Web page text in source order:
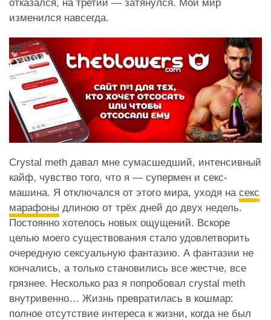
отказался, на третий — затянулся. Мой мир
изменился навсегда.
Crystal meth давал мне сумасшедший, интенсивный
кайф, чувство того, что я — супермен и секс-
машина. Я отключался от этого мира, уходя на секс
марафоны длиною от трёх дней до двух недель.
Постоянно хотелось новых ощущений. Вскоре
целью моего существования стало удовлетворить
очередную сексуальную фантазию. А фантазии не
кончались, а только становились все жестче, все
грязнее. Несколько раз я попробовал crystal meth
внутривенно… Жизнь превратилась в кошмар:
полное отсутствие интереса к жизни, когда не был